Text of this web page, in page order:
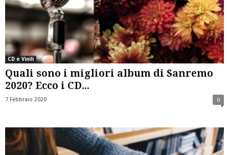
CD e Vinili
Quali sono i migliori album di Sanremo
2020? Ecco i CD...
7 Febbraio 2020 0